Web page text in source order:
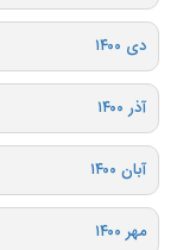
دی ۱۴۰۰
آذر ۱۴۰۰
آبان ۱۴۰۰
مهر ۱۴۰۰